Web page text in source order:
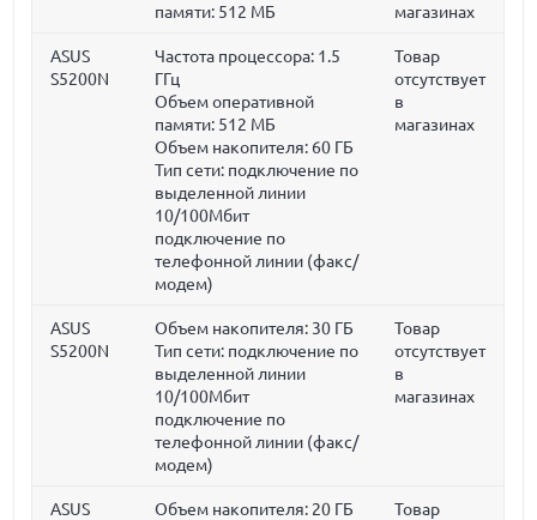
памяти: 512 МБ
магазинах
ASUS
S5200N
Частота процессора: 1.5
ГГц
Объем оперативной
памяти: 512 МБ
Объем накопителя: 60 ГБ
Тип сети: подключение по
выделенной линии
10/100Мбит
подключение по
телефонной линии (факс/
модем)
Товар
отсутствует
в
магазинах
ASUS
S5200N
Объем накопителя: 30 ГБ
Тип сети: подключение по
выделенной линии
10/100Мбит
подключение по
телефонной линии (факс/
модем)
Товар
отсутствует
в
магазинах
ASUS
Объем накопителя: 20 ГБ
Товар